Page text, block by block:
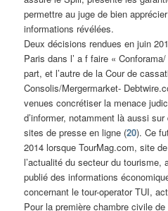
permettre au juge de bien
informations révélées.
Deux décisions rendues en juin
Paris dans l’ a f faire «
part, et l’autre de la Cour de
Consolis/Mergermarket-
venues concrétiser la menace
d’informer, notamment là aussi
sites de presse en ligne (20). Ce
2014 lorsque TourMag.com, site
l’actualité du secteur du tourisme,
publié des informations
concernant le tour-operator TUI,
Pour la première chambre civile